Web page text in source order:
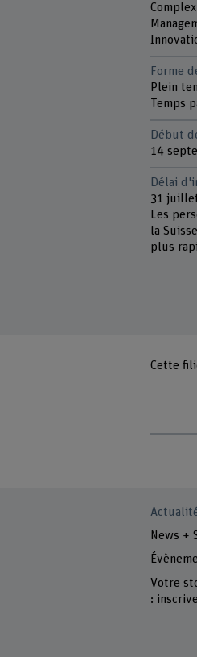
Forme
Plein
Temps
Début
14
Délai
31
Les
la
plus
Cette
News +
Votre
: